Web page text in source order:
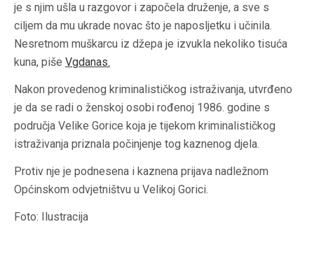
je s njim ušla u razgovor i započela druženje, a sve s
ciljem da mu ukrade novac što je naposljetku i učinila.
Nesretnom muškarcu iz džepa je izvukla nekoliko tisuća
kuna, piše Vgdanas.
Nakon provedenog kriminalističkog istraživanja, utvrđeno
je da se radi o ženskoj osobi rođenoj 1986. godine s
područja Velike Gorice koja je tijekom kriminalističkog
istraživanja priznala počinjenje tog kaznenog djela.
Protiv nje je podnesena i kaznena prijava nadležnom
Općinskom odvjetništvu u Velikoj Gorici.
Foto: Ilustracija